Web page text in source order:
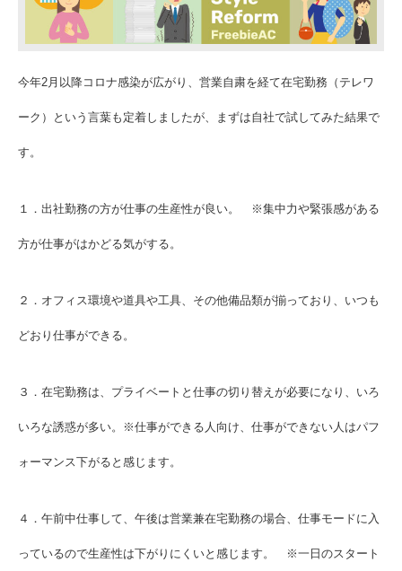
今年2月以降コロナ感染が広がり、営業自粛を経て在宅勤務（テレワ
ーク）という言葉も定着しましたが、まずは自社で試してみた結果で
す。
１．出社勤務の方が仕事の生産性が良い。 ※集中力や緊張感がある
方が仕事がはかどる気がする。
２．オフィス環境や道具や工具、その他備品類が揃っており、いつも
どおり仕事ができる。
３．在宅勤務は、プライベートと仕事の切り替えが必要になり、いろ
いろな誘惑が多い。※仕事ができる人向け、仕事ができない人はパフ
ォーマンス下がると感じます。
４．午前中仕事して、午後は営業兼在宅勤務の場合、仕事モードに入
っているので生産性は下がりにくいと感じます。 ※一日のスタート